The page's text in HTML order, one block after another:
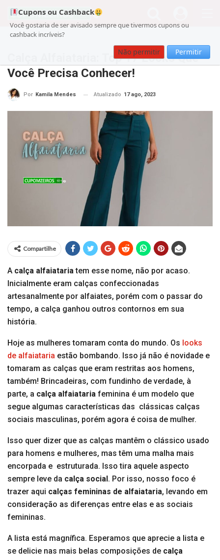
Cupons ou Cashback
Você gostaria de ser avisado sempre que tivermos cupons ou
cashback incríveis?
Não permitir Permitir
Cupom Beleza
Calça Alfaiataria: Top 17 Looks Que
Você Precisa Conhecer!
Por Kamila Mendes Atualizado 17 ago, 2023
Compartilhe
A calça alfaiatariatem esse nome, não por acaso.
Inicialmente eram calças confeccionadas
artesanalmente por alfaiates, porém com o passar do
tempo, a calça ganhou outros contornos em sua
história.
Hoje as mulheres tomaram conta do mundo. Os looks
de alfaiataria estão bombando. Isso já não é novidade e
tomaram as calças que eram restritas aos homens,
também! Brincadeiras, com fundinho de verdade, à
parte, a calça alfaiataria feminina é um modelo que
segue algumas características das clássicas calças
sociais masculinas, porém agora é coisa de mulher.
Isso quer dizer que as calças mantêm o clássico usado
para homens e mulheres, mas têm uma malha mais
encorpada e estruturada. Isso tira aquele aspecto
sempre leve da calça social . Por isso, nosso foco é
trazer aqui calças femininas de alfaiataria, levando em
consideração as diferenças entre elas e as sociais
femininas.
A lista está magnífica. Esperamos que aprecie a lista e
se delicie nas mais belas composições de calça